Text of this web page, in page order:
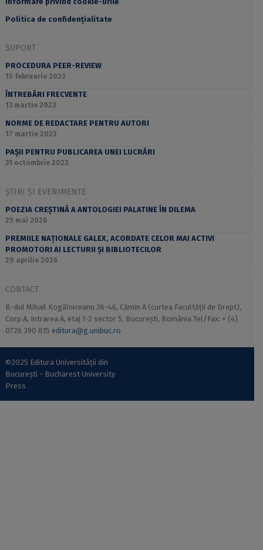
Politica de confidențialitate
SUPORT
PROCEDURA PEER-REVIEW
15 februarie 2023
ÎNTREBĂRI FRECVENTE
13 martie 2023
NORME DE REDACTARE PENTRU AUTORI
17 martie 2023
PAȘII PENTRU PUBLICAREA UNEI LUCRĂRI
31 octombrie 2023
ȘTIRI ȘI EVENIMENTE
POEZIA CREȘTINĂ A ANTOLOGIEI PALATINE ÎN DILEMA
25 mai 2026
PREMIILE NAȚIONALE GALEX, ACORDATE CELOR MAI ACTIVI
PROMOTORI AI LECTURII ȘI BIBLIOTECILOR
29 aprilie 2026
CONTACT
B-dul Mihail Kogălniceanu 36-46, Cămin A (curtea Facultății de Drept),
Corp A, Intrarea A, etaj 1-2 sector 5, București, România Tel/Fax: + (4)
0726 390 815 editura@g.unibuc.ro
©2025 Editura Universității din
București - Bucharest University
Press